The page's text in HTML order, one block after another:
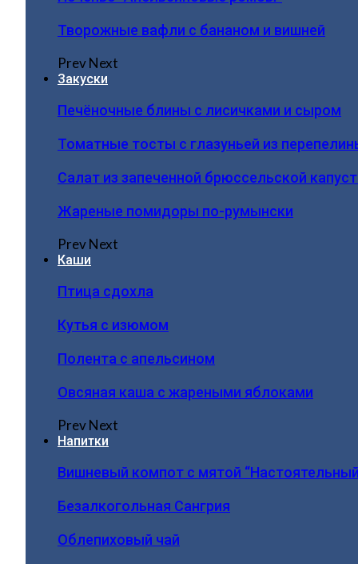
Творожные вафли с бананом и вишней
PrevNext
Закуски
Печёночные блины с лисичками и сыром
Томатные тосты с глазуньей из
Салат из запеченной брюссельской
Жареные помидоры по-румынски
PrevNext
Каши
Птица сдохла
Кутья с изюмом
Полента с апельсином
Овсяная каша с жареными яблоками
PrevNext
Напитки
Вишневый компот с мятой
Безалкогольная Сангрия
Облепиховый чай